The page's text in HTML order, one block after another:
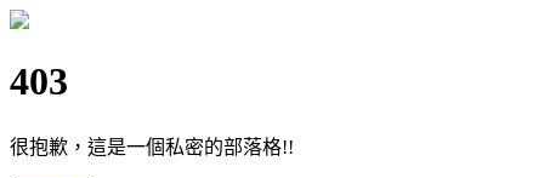
403
很抱歉，這是一個私密的部落格!!